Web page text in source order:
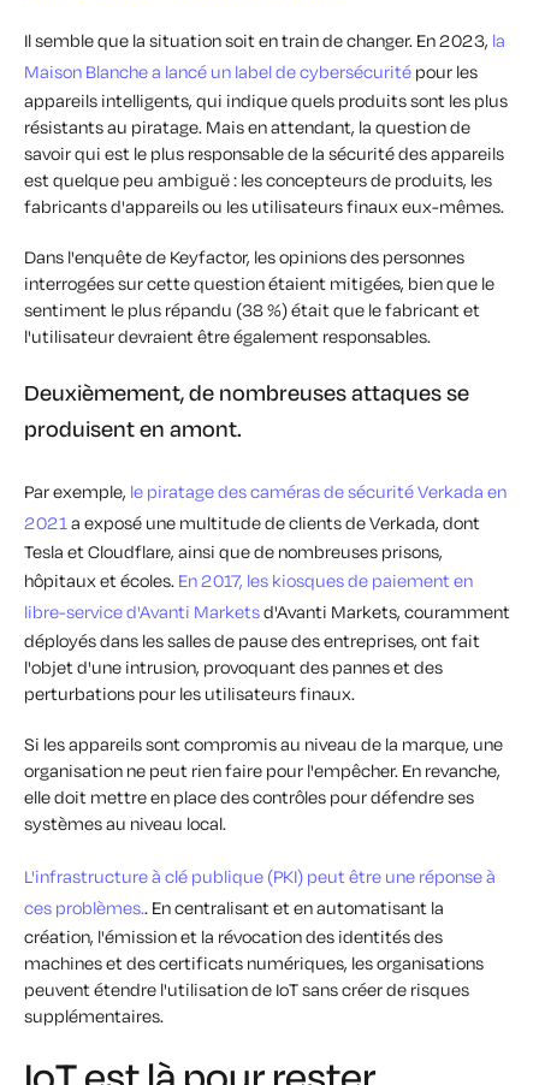
Il semble que la situation soit en train de changer. En 2023, la
Maison Blanche a lancé un label de cybersécurité pour les
appareils intelligents, qui indique quels produits sont les plus
résistants au piratage. Mais en attendant, la question de
savoir qui est le plus responsable de la sécurité des appareils
est quelque peu ambiguë : les concepteurs de produits, les
fabricants d'appareils ou les utilisateurs finaux eux-mêmes.
Dans l'enquête de Keyfactor, les opinions des personnes
interrogées sur cette question étaient mitigées, bien que le
sentiment le plus répandu (38 %) était que le fabricant et
l'utilisateur devraient être également responsables.
Deuxièmement, de nombreuses attaques se
produisent en amont.
Par exemple, le piratage des caméras de sécurité Verkada en
2021a exposé une multitude de clients de Verkada, dont
Tesla et Cloudflare, ainsi que de nombreuses prisons,
hôpitaux et écoles. En 2017, les kiosques de paiement en
libre-service d'Avanti Marketsd'Avanti Markets, couramment
déployés dans les salles de pause des entreprises, ont fait
l'objet d'une intrusion, provoquant des pannes et des
perturbations pour les utilisateurs finaux.
Si les appareils sont compromis au niveau de la marque, une
organisation ne peut rien faire pour l'empêcher. En revanche,
elle doit mettre en place des contrôles pour défendre ses
systèmes au niveau local.
L'infrastructure à clé publique (PKI) peut être une réponse à
ces problèmes.. En centralisant et en automatisant la
création, l'émission et la révocation des identités des
machines et des certificats numériques, les organisations
peuvent étendre l'utilisation de IoT sans créer de risques
supplémentaires.